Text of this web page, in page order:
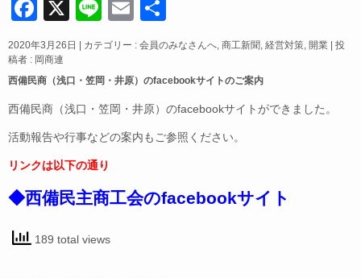
F
a
c
e
b
o
o
k
X
Li
n
E
m
ail
有
2020年3月26日 カテゴリー : 会員のみなさんへ, 商工新聞, 経営対策, 開業
投
稿者 : 岡商連
西備民商（浅口・笠岡・井原）のfacebookサイトのご案内
西備民商（浅口・笠岡・井原）のfacebookサイトができました。
活動報告や行事などの案内もご参照ください。
リンクは以下の通り
◆西備民主商工会のfacebookサイト
189 total views